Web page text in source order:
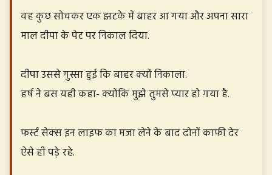
वह कुछ सोचकर एक झटके में बाहर आ गया और अपना सारा
माल दीपा के पेट पर निकाल दिया.
दीपा उससे गुस्सा हुई कि बाहर क्यों निकाला.
हर्ष ने बस यही कहा- क्योंकि मुझे तुमसे प्यार हो गया है.
फर्स्ट सेक्स इन लाइफ का मजा लेने के बाद दोनों काफी देर
ऐसे ही पड़े रहे.